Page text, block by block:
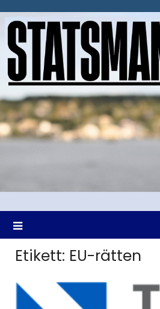
till
Etikett: EU-rätten